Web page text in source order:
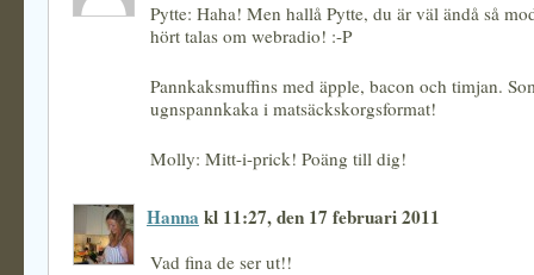
Pytte: Haha! Men hallå Pytte, du är väl ändå så
hört talas om webradio! :-P
Pannkaksmuffins med äpple, bacon och timjan.
ugnspannkaka i matsäckskorgsformat!
Molly: Mitt-i-prick! Poäng till dig!
Hanna kl 11:27, den 17 februari 2011
Vad fina de ser ut!!